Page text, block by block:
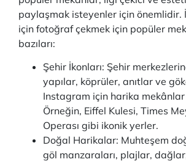
paylaşmak isteyenler için önemlidir.
için fotoğraf çekmek için popüler
bazıları:
Şehir İkonları: Şehir
yapılar, köprüler, anıtlar ve
Instagram için harika
Örneğin, Eiffel Kulesi, Times
Operası gibi ikonik yerler.
Doğal Harikalar: Muhteşem
göl manzaraları, plajlar,